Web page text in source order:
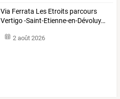
Via Ferrata Les Etroits parcours
Vertigo-Saint-Etienne-en-Dévoluy…
2 août 2026